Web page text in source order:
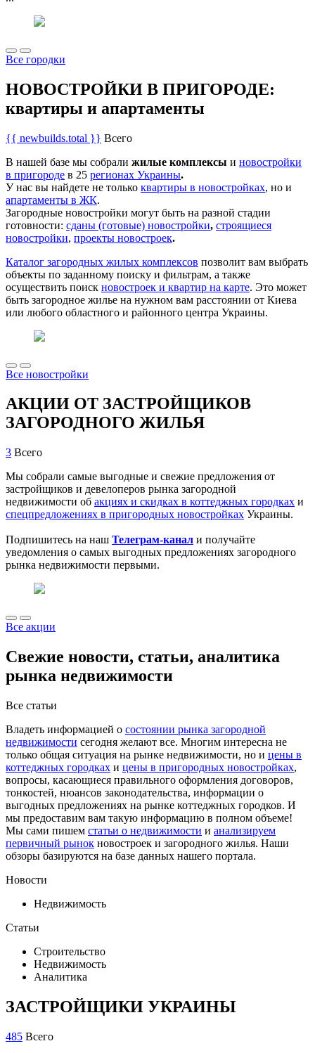
Все городки
НОВОСТРОЙКИ В ПРИГОРОДЕ:
квартиры и апартаменты
{{ newbuilds.total }} Всего
В нашей базе мы собрали жилые комплексы и новостройки
в пригороде в 25 регионах Украины.
У нас вы найдете не только квартиры в новостройках, но и
апартаменты в ЖК.
Загородные новостройки могут быть на разной стадии
готовности: сданы (готовые) новостройки, строящиеся
новостройки, проекты новостроек.
Каталог загородных жилых комплексов позволит вам выбрать
объекты по заданному поиску и фильтрам, а также
осуществить поиск новостроек и квартир на карте. Это может
быть загородное жилье на нужном вам расстоянии от Киева
или любого областного и районного центра Украины.
Все новостройки
АКЦИИ ОТ ЗАСТРОЙЩИКОВ
ЗАГОРОДНОГО ЖИЛЬЯ
3 Всего
Мы собрали самые выгодные и свежие предложения от
застройщиков и девелоперов рынка загородной
недвижимости об акциях и скидках в коттеджных городках и
спецпредложениях в пригородных новостройках Украины.
Подпишитесь на наш Телеграм-канал и получайте
уведомления о самых выгодных предложениях загородного
рынка недвижимости первыми.
Все акции
Свежие новости, статьи, аналитика
рынка недвижимости
Все статьи
Владеть информацией о состоянии рынка загородной
недвижимости сегодня желают все. Многим интересна не
только общая ситуация на рынке недвижимости, но и цены в
коттеджных городках и цены в пригородных новостройках,
вопросы, касающиеся правильного оформления договоров,
тонкостей, нюансов законодательства, информации о
выгодных предложениях на рынке коттеджных городков. И
мы предоставим вам такую информацию в полном объеме!
Мы сами пишем статьи о недвижимости и анализируем
первичный рынок новостроек и загородного жилья. Наши
обзоры базируются на базе данных нашего портала.
Новости
Недвижимость
Статьи
Строительство
Недвижимость
Аналитика
ЗАСТРОЙЩИКИ УКРАИНЫ
485 Всего